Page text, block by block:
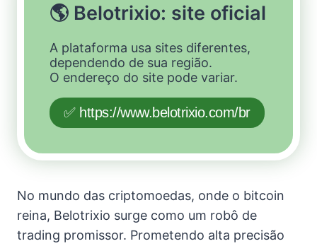
🌎 Belotrixio: site oficial
A plataforma usa sites diferentes,
dependendo de sua região.
O endereço do site pode variar.
✅ https://www.belotrixio.com/br
No mundo das criptomoedas, onde o bitcoin
reina, Belotrixio surge como um robô de
trading promissor. Prometendo alta precisão